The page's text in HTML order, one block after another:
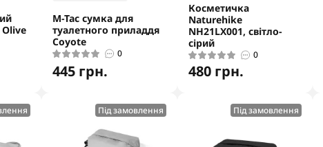
M-Tac сумка для
туалетного приладдя
Coyote
0
445 грн.
Косметичка
Naturehike
NH21LX001, світло-
сірий
0
480 грн.
Під замовлення Під замовлення